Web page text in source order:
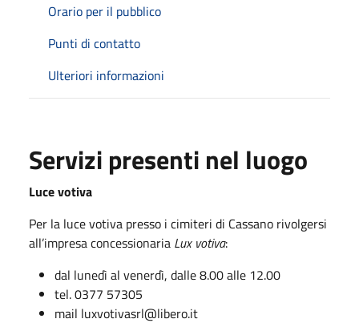
Orario per il pubblico
Punti di contatto
Ulteriori informazioni
Servizi presenti nel luogo
Luce votiva
Per la luce votiva presso i cimiteri di Cassano rivolgersi
all’impresa concessionaria Lux votiva:
dal lunedì al venerdì, dalle 8.00 alle 12.00
tel. 0377 57305
mail luxvotivasrl@libero.it